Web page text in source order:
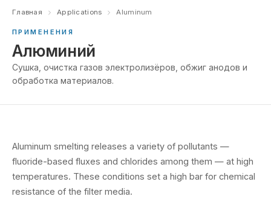
Главная Applications Aluminum
ПРИМЕНЕНИЯ
Алюминий
Сушка, очистка газов электролизёров, обжиг анодов и
обработка материалов.
Aluminum smelting releases a variety of pollutants —
fluoride-based fluxes and chlorides among them — at high
temperatures. These conditions set a high bar for chemical
resistance of the filter media.